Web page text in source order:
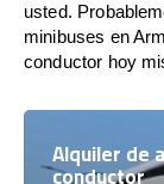
usted.
minibuses en
conductor hoy
Alquiler de